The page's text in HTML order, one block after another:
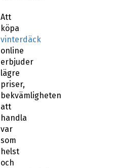
Att
köpa
vinterdäck
online
erbjuder
lägre
priser,
bekvämligheten
att
handla
var
som
helst
och